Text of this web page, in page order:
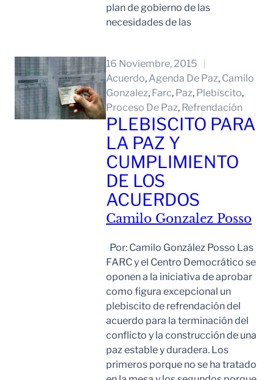
plan de gobierno de las
necesidades de las
16 Noviembre, 2015
Acuerdo, Agenda De Paz, Camilo
Gonzalez, Farc, Paz, Plebiscito
Proceso De Paz, Refrendación
PLEBISCITO PARA
LA PAZ Y
CUMPLIMIENTO
DE LOS
ACUERDOS
Camilo Gonzalez Posso
Por: Camilo González Posso Las
FARC y el Centro Democrático se
oponen a la iniciativa de aprobar
como figura excepcional un
plebiscito de refrendación del
acuerdo para la terminación del
conflicto y la construcción de una
paz estable y duradera. Los
primeros porque no se ha tratado